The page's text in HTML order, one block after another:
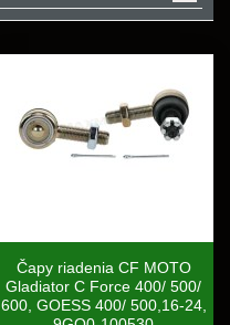
Čapy riadenia CF MOTO
Gladiator C Force 400/ 500/
600, GOESS 400/ 500,16-24,